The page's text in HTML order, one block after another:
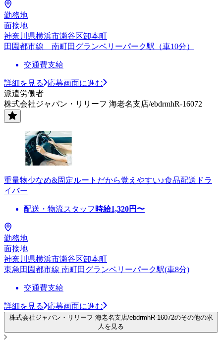
勤務地
面接地
神奈川県横浜市瀬谷区卸本町
田園都市線 南町田グランベリーパーク駅（車10分）
交通費支給
詳細を見る
応募画面に進む
派遣労働者
株式会社ジャパン・リリーフ 海老名支店/ebdrmhR-16072
重量物少なめ&固定ルートだから覚えやすい♪食品配送ドラ
イバー
配送・物流スタッフ 時給1,320円〜
勤務地
面接地
神奈川県横浜市瀬谷区卸本町
東急田園都市線 南町田グランベリーパーク駅(車8分)
交通費支給
詳細を見る 応募画面に進む
株式会社ジャパン・リリーフ 海老名支店/ebdrmhR-16072のその他の求
人を見る